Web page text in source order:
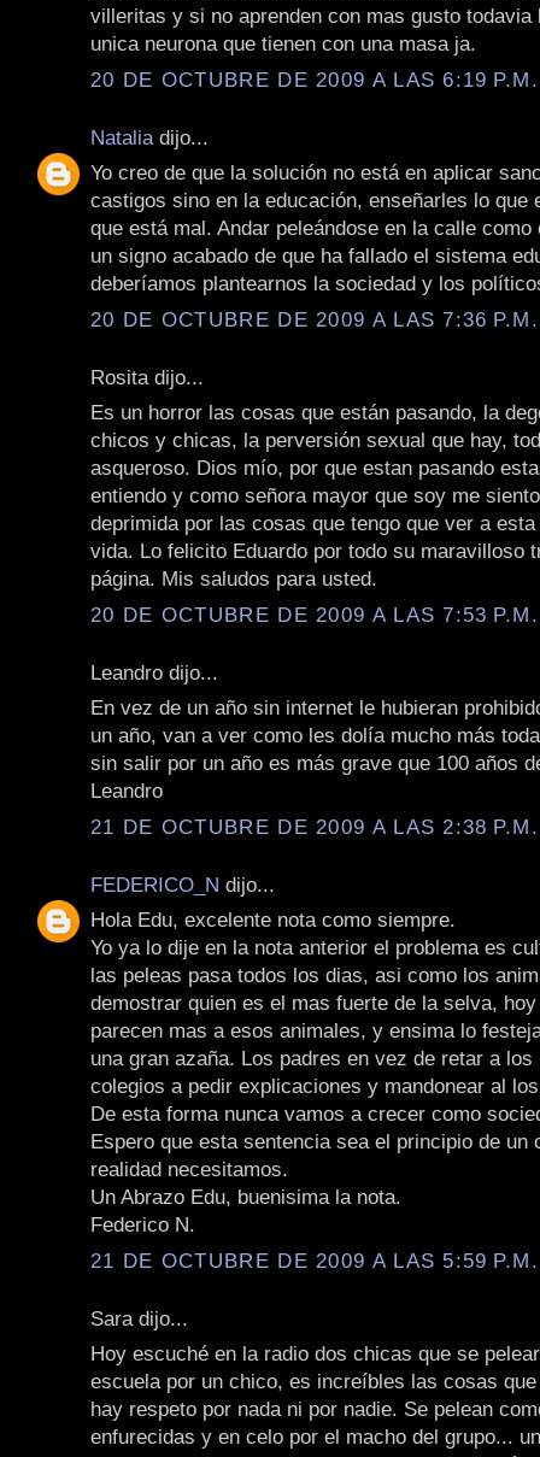
villeritas y si no aprenden con mas gusto todavia
unica neurona que tienen con una masa ja.
20 DE OCTUBRE DE 2009 A LAS 6:19 P.M.
Natalia dijo...
Yo creo de que la solución no está en aplicar
castigos sino en la educación, enseñarles lo que
que está mal. Andar peleándose en la calle
un signo acabado de que ha fallado el sistema
deberíamos plantearnos la sociedad y los
20 DE OCTUBRE DE 2009 A LAS 7:36 P.M.
Rosita dijo...
Es un horror las cosas que están pasando, la
chicos y chicas, la perversión sexual que hay,
asqueroso. Dios mío, por que estan pasando
entiendo y como señora mayor que soy me
deprimida por las cosas que tengo que ver a
vida. Lo felicito Eduardo por todo su maravilloso
página. Mis saludos para usted.
20 DE OCTUBRE DE 2009 A LAS 7:53 P.M.
Leandro dijo...
En vez de un año sin internet le hubieran
un año, van a ver como les dolía mucho más
sin salir por un año es más grave que 100 años
Leandro
21 DE OCTUBRE DE 2009 A LAS 2:38 P.M.
FEDERICO_N dijo...
Hola Edu, excelente nota como siempre.
Yo ya lo dije en la nota anterior el problema es
las peleas pasa todos los dias, asi como los
demostrar quien es el mas fuerte de la selva,
parecen mas a esos animales, y ensima lo
una gran azaña. Los padres en vez de retar a
colegios a pedir explicaciones y mandonear al
De esta forma nunca vamos a crecer como
Espero que esta sentencia sea el principio de un
realidad necesitamos.
Un Abrazo Edu, buenisima la nota.
Federico N.
21 DE OCTUBRE DE 2009 A LAS 5:59 P.M.
Sara dijo...
Hoy escuché en la radio dos chicas que se
escuela por un chico, es increíbles las cosas
hay respeto por nada ni por nadie. Se pelean
enfurecidas y en celo por el macho del grupo...